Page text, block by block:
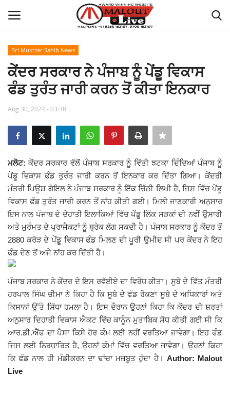
Home
How to Reach Malout
Privacy Policy
Malout News
History of Malout
Giddarbaha
Railway Time Table
Lambi
Sri Muktsar Sahib News
Punjab
Sri Muktsar Sahib News
ਕੇਂਦਰ ਸਰਕਾਰ ਨੇ ਪੰਜਾਬ ਨੂੰ ਪੇਂਡੂ ਵਿਕਾਸ
ਫੰਡ ਤੁਰੰਤ ਜਾਰੀ ਕਰਨ ਤੋਂ ਕੀਤਾ ਇਨਕਾਰ
Aug 30, 2024 - 03:38
ਮਲੋਟ: ਕੇਂਦਰ ਸਰਕਾਰ ਵੱਲੋਂ ਪੰਜਾਬ ਸਰਕਾਰ ਨੂੰ ਵਿੱਤੀ ਝਟਕਾ ਦਿੰਦਿਆਂ ਪੰਜਾਬ ਨੂੰ
ਪੇਂਡੂ ਵਿਕਾਸ ਫੰਡ ਤੁਰੰਤ ਜਾਰੀ ਕਰਨ ਤੋਂ ਇਨਕਾਰ ਕਰ ਦਿੱਤਾ ਗਿਆ। ਕੇਂਦਰੀ
ਮੰਤਰੀ ਪਿਊਸ਼ ਗੋਇਲ ਨੇ ਪੰਜਾਬ ਸਰਕਾਰ ਨੂੰ ਇੱਕ ਚਿੱਠੀ ਲਿਖੀ ਹੈ, ਜਿਸ ਵਿੱਚ ਪੇਂਡੂ
ਵਿਕਾਸ ਫੰਡ ਤੁਰੰਤ ਜਾਰੀ ਕਰਨ ਤੋਂ ਨਾਂਹ ਕੀਤੀ ਗਈ। ਮਿਲੀ ਜਾਣਕਾਰੀ ਅਨੁਸਾਰ
ਇਸ ਨਾਲ ਪੰਜਾਬ ਦੇ ਦੇਹਾਤੀ ਇਲਾਕਿਆਂ ਵਿੱਚ ਪੇਂਡੂ ਲਿੰਕ ਸੜਕਾਂ ਦੀ ਨਵੀਂ ਉਸਾਰੀ
ਅਤੇ ਮੁਰੰਮਤ ਦੇ ਪ੍ਰਾਜੈਕਟਾਂ ਨੂੰ ਬ੍ਰੇਕ ਲੱਗ ਸਕਦੀ ਹੈ। ਪੰਜਾਬ ਸਰਕਾਰ ਨੂੰ ਕੇਂਦਰ ਤੋਂ
2880 ਕਰੋੜ ਦੇ ਪੇਂਡੂ ਵਿਕਾਸ ਫੰਡ ਮਿਲਣ ਦੀ ਪੂਰੀ ਉਮੀਦ ਸੀ ਪਰ ਕੇਂਦਰ ਨੇ ਇਹ
ਫੰਡ ਦੇਣ ਤੋਂ ਅਜੇ ਨਾਂਹ ਕਰ ਦਿੱਤੀ ਹੈ।
ਪੰਜਾਬ ਸਰਕਾਰ ਨੇ ਕੇਂਦਰ ਦੇ ਇਸ ਰਵੱਈਏ ਦਾ ਵਿਰੋਧ ਕੀਤਾ। ਸੂਬੇ ਦੇ ਵਿੱਤ ਮੰਤਰੀ
ਹਰਪਾਲ ਸਿੰਘ ਚੀਮਾ ਨੇ ਕਿਹਾ ਹੈ ਕਿ ਸੂਬੇ ਦੇ ਫੰਡ ਰੋਕਣਾ ਸੂਬੇ ਦੇ ਅਧਿਕਾਰਾਂ ਅਤੇ
ਕਿਸਾਨਾਂ ਉੱਤੇ ਸਿੱਧਾ ਹਮਲਾ ਹੈ। ਇਸ ਦੌਰਾਨ ਉਹਨਾਂ ਕਿਹਾ ਕਿ ਕੇਂਦਰ ਦੀ ਸ਼ਰਤਾਂ
ਅਨੁਸਾਰ ਦਿਹਾਤੀ ਵਿਕਾਸ ਐਕਟ ਵਿੱਚ ਕਾਨੂੰਨ ਮੁਤਾਬਿਕ ਸੋਧ ਕੀਤੀ ਗਈ ਸੀ ਕਿ
ਆਰ.ਡੀ.ਐੱਫ ਦਾ ਪੈਸਾ ਕਿਸੇ ਹੋਰ ਕੰਮ ਲਈ ਨਹੀਂ ਵਰਤਿਆ ਜਾਵੇਗਾ। ਇਹ ਫੰਡ
ਜਿਸ ਲਈ ਨਿਰਧਾਰਿਤ ਹੈ, ਉਹਨਾਂ ਕੰਮਾਂ ਵਿੱਚ ਵਰਤਿਆ ਜਾਵੇਗਾ। ਉਹਨਾਂ ਕਿਹਾ
ਕਿ ਫੰਡ ਨਾਲ ਹੀ ਮੰਡੀਕਰਨ ਦਾ ਢਾਂਚਾ ਮਜ਼ਬੂਤ ਹੁੰਦਾ ਹੈ। Author: Malout
Live